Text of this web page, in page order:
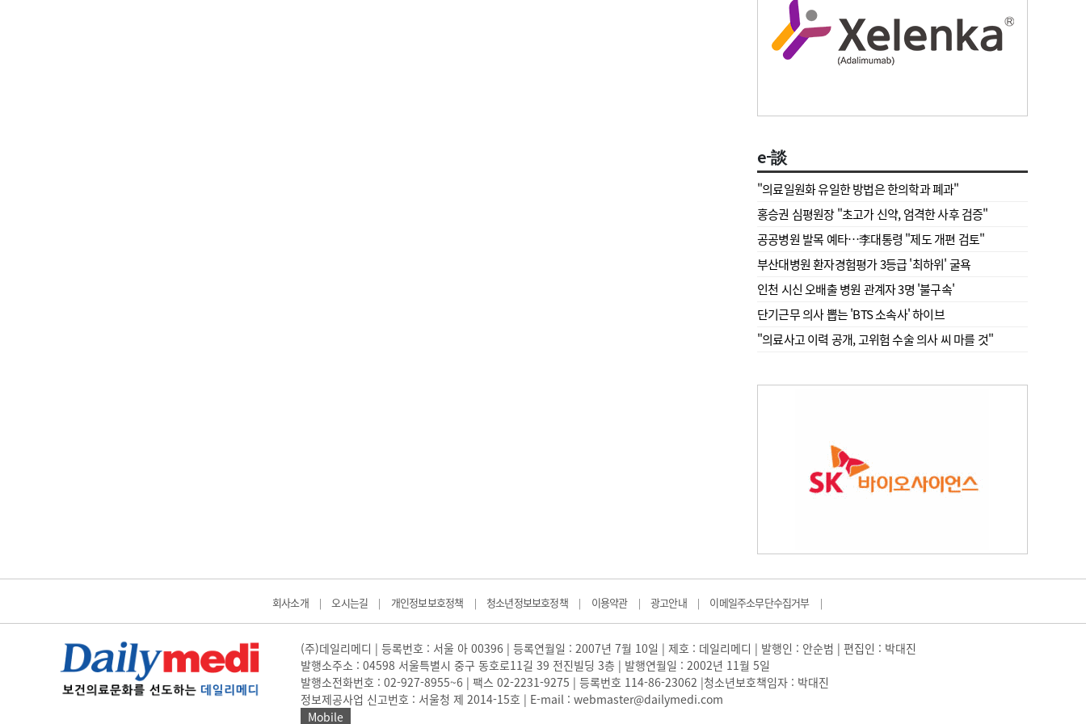
e-談
"의료일원화 유일한 방법은 한의학과 폐과"
홍승권 심평원장 " 초고가 신약, 엄격한 사후 검증"
공공병원 발목 예타…李대통령 "제도 개편 검토"
부산대병원 환자경험평가 3등급 '최하위' 굴욕
인천 시신 오배출 병원 관계자 3명 '불구속'
단기근무 의사 뽑는 'BTS 소속사' 하이브
"의료사고 이력 공개, 고위험 수술 의사 씨 마를 것"
회사소개 | 오시는길 | 개인정보보호정책 | 청소년정보보호정책 | 이용약관 | 광고안내 | 이메일주소무단수집거부 |
(주)데일리메디 | 등록번호 : 서울 아 00396 | 등록연월일 : 2007년 7월 10일 | 제호 : 데일리메디 | 발행인 : 안순범 | 편집인 : 박대진
발행소주소 : 04598 서울특별시 중구 동호로11길 39 전진빌딩 3층 | 발행연월일 : 2002년 11월 5일
발행소전화번호 : 02-927-8955~6 | 팩스 02-2231-9275 | 등록번호 114-86-23062 |청소년보호책임자 : 박대진
정보제공사업 신고번호 : 서울청 제 2014-15호 | E-mail : webmaster@dailymedi.com
Mobile